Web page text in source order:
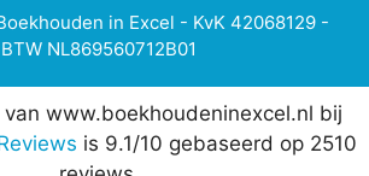
in Excel - KvK 42068129 -
BTW NL869560712B01
www.boekhoudeninexcel.nl bij
is 9.1/10 gebaseerd op 2510